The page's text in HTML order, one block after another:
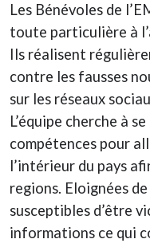
Les Bénévoles de
toute particulière à
Ils réalisent
contre les fausses
sur les réseaux
L’équipe cherche à
compétences pour
l’intérieur du pays
regions. Eloignées
susceptibles d’être
informations ce qui